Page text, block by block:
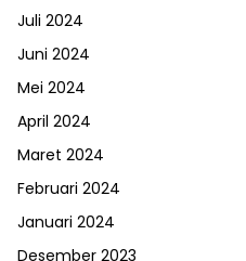
Juli 2024
Juni 2024
Mei 2024
April 2024
Maret 2024
Februari 2024
Januari 2024
Desember 2023